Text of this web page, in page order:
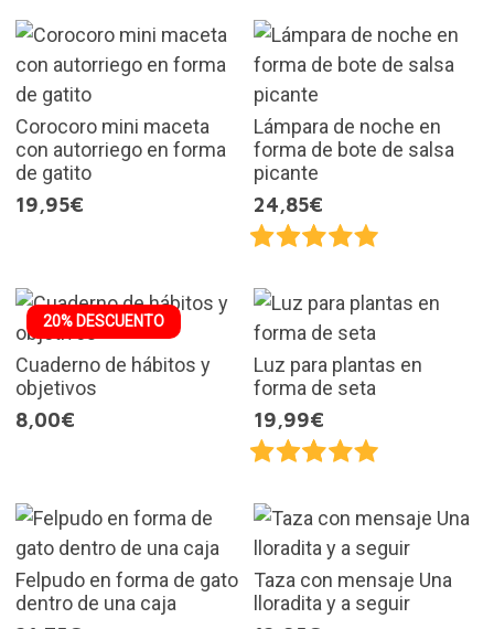
Corocoro mini maceta
con autorriego en forma
de gatito
19,95€
Lámpara de noche en
forma de bote de salsa
picante
24,85€
20% DESCUENTO
Cuaderno de hábitos y
objetivos
8,00€
Luz para plantas en
forma de seta
19,99€
Felpudo en forma de gato
dentro de una caja
Taza con mensaje Una
lloradita y a seguir